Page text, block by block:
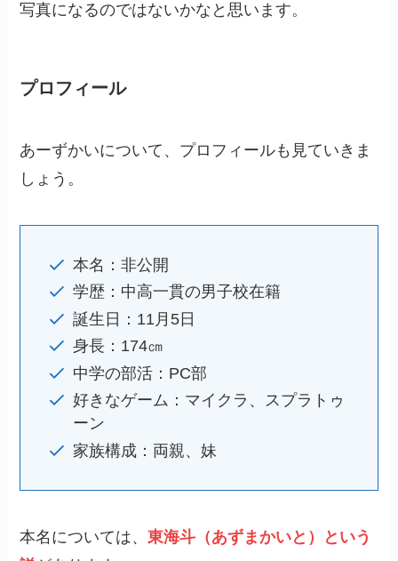
写真になるのではないかなと思います。
プロフィール
あーずかいについて、プロフィールも見ていきま
しょう。
本名：非公開
学歴：中高一貫の男子校在籍
誕生日：11月5日
身長：174㎝
中学の部活：PC部
好きなゲーム：マイクラ、スプラトゥ
ーン
家族構成：両親、妹
本名については、東海斗（あずまかいと）という